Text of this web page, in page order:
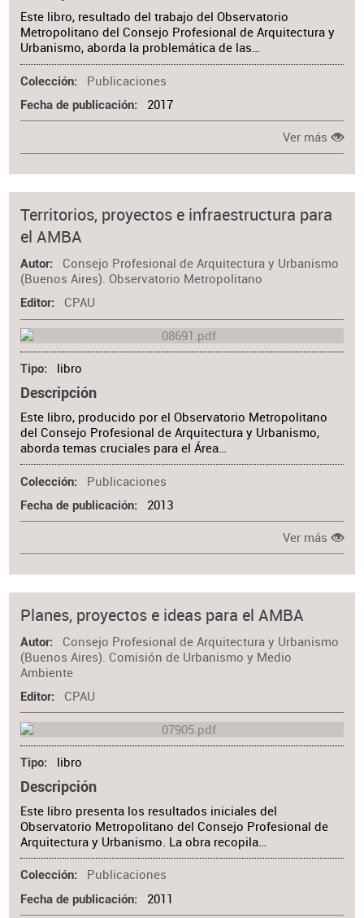
Este libro, resultado del trabajo del Observatorio
Metropolitano del Consejo Profesional de Arquitectura y
Urbanismo, aborda la problemática de las…
Colección Publicaciones
Fecha de publicación 2017
Ver más
Territorios, proyectos e infraestructura para
el AMBA
Autor
Consejo Profesional de Arquitectura y Urbanismo
(Buenos Aires). Observatorio Metropolitano
Editor CPAU
Tipo libro
Descripción
Este libro, producido por el Observatorio Metropolitano
del Consejo Profesional de Arquitectura y Urbanismo,
aborda temas cruciales para el Área…
Colección Publicaciones
Fecha de publicación 2013
Ver más
Planes, proyectos e ideas para el AMBA
Autor
Consejo Profesional de Arquitectura y Urbanismo
(Buenos Aires). Comisión de Urbanismo y Medio
Ambiente
Editor CPAU
Tipo libro
Descripción
Este libro presenta los resultados iniciales del
Observatorio Metropolitano del Consejo Profesional de
Arquitectura y Urbanismo. La obra recopila…
Colección Publicaciones
Fecha de publicación 2011